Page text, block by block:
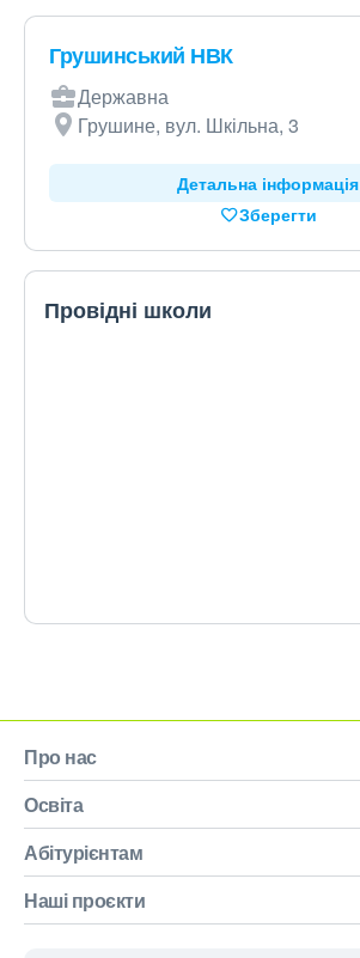
Грушинський НВК
Державна
Грушине, вул. Шкільна, 3
Детальна інформація
Зберегти
Провідні школи
Про нас
Освіта
Абітурієнтам
Наші проєкти